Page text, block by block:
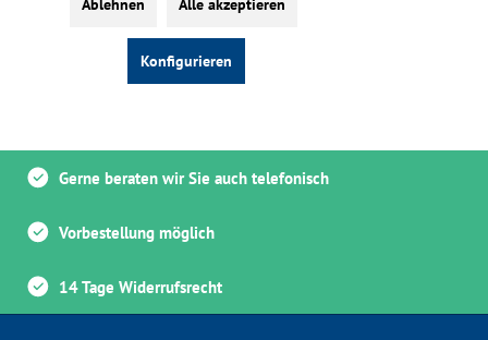
Gerne beraten wir Sie auch telefonisch
Vorbestellung möglich
14 Tage Widerrufsrecht